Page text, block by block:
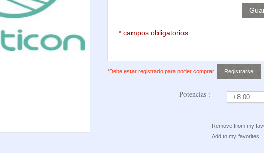
* campos obligatorios
*Debe estar registrado para poder comprar.
Potencias :
Remove from my
Add to my favorites